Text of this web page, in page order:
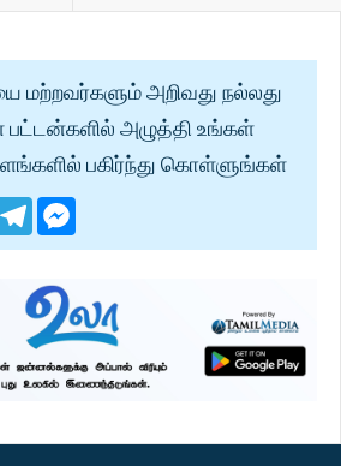
மற்றவர்களும் அறிவது நல்லது
பட்டன்களில் அழுத்தி உங்கள்
பகிர்ந்து கொள்ளுங்கள்
Telegram